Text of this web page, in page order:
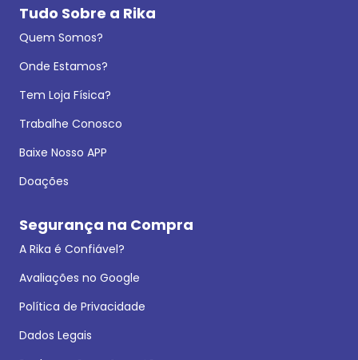
Tudo Sobre a Rika
Quem Somos?
Onde Estamos?
Tem Loja Física?
Trabalhe Conosco
Baixe Nosso APP
Doações
Segurança na Compra
A Rika é Confiável?
Avaliações no Google
Política de Privacidade
Dados Legais